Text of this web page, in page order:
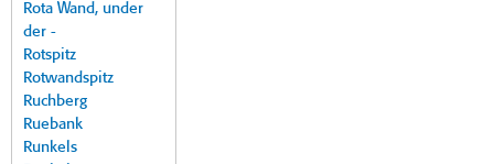
Rota Wand, under
der -
Rotspitz
Rotwandspitz
Ruchberg
Ruebank
Runkels